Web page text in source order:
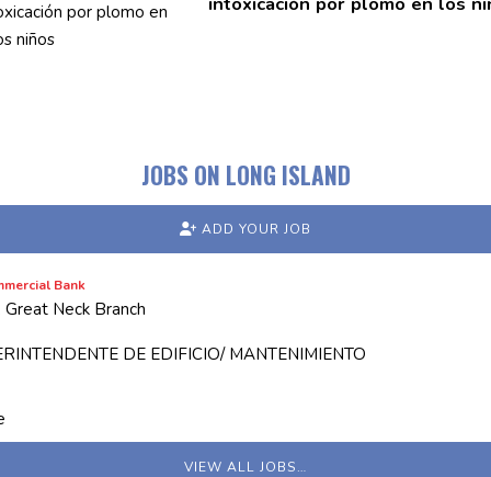
JOBS ON LONG ISLAND
ADD YOUR JOB
Bank
Neck Branch
DE EDIFICIO/ MANTENIMIENTO
VIEW ALL JOBS…